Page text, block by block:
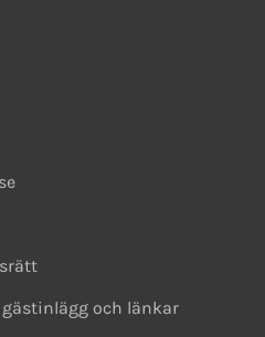
och länkar